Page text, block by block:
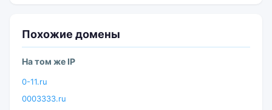
Похожие домены
На том же IP
0-11.ru
0003333.ru